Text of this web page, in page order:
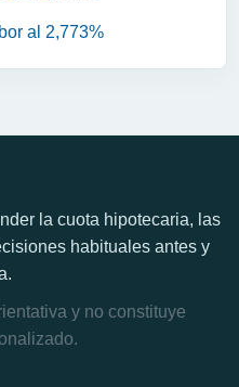
al 2,773%
la cuota hipotecaria, las
habituales antes y
y no constituye